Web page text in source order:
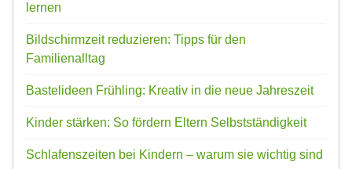
lernen
Bildschirmzeit reduzieren: Tipps für den
Familienalltag
Bastelideen Frühling: Kreativ in die neue Jahreszeit
Kinder stärken: So fördern Eltern Selbstständigkeit
Schlafenszeiten bei Kindern – warum sie wichtig sind